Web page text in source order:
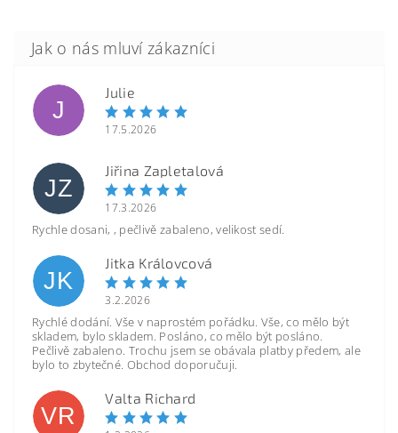
J
Julie
17.5.2026
JZ
Jiřina Zapletalová
17.3.2026
Rychle dosani, , pečlivě zabaleno, velikost sedí.
JK
Jitka Královcová
3.2.2026
Rychlé dodání. Vše v naprostém pořádku. Vše, co mělo být
skladem, bylo skladem. Posláno, co mělo být posláno.
Pečlivě zabaleno. Trochu jsem se obávala platby předem, ale
bylo to zbytečné. Obchod doporučuji.
VR
Valta Richard